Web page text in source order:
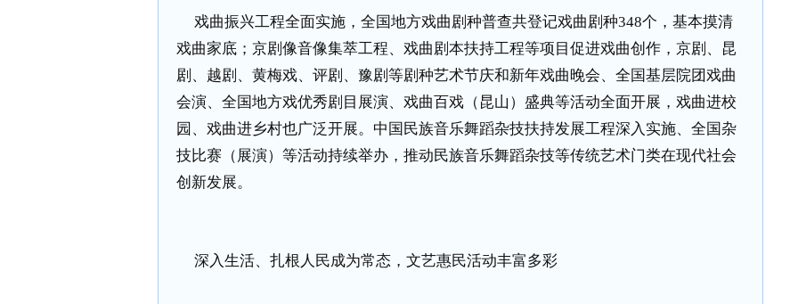
戏曲振兴工程全面实施，全国地方戏曲剧种普查共登记戏曲剧种348个，基本摸清
戏曲家底；京剧像音像集萃工程、戏曲剧本扶持工程等项目促进戏曲创作，京剧、昆
剧、越剧、黄梅戏、评剧、豫剧等剧种艺术节庆和新年戏曲晚会、全国基层院团戏曲
会演、全国地方戏优秀剧目展演、戏曲百戏（昆山）盛典等活动全面开展，戏曲进校
园、戏曲进乡村也广泛开展。中国民族音乐舞蹈杂技扶持发展工程深入实施、全国杂
技比赛（展演）等活动持续举办，推动民族音乐舞蹈杂技等传统艺术门类在现代社会
创新发展。
深入生活、扎根人民成为常态，文艺惠民活动丰富多彩